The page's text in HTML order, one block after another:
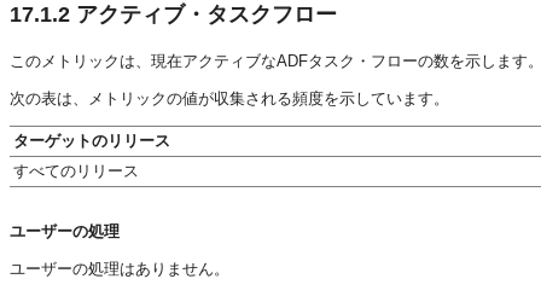
17.1.2 アクティブ・タスクフロー
このメトリックは、現在アクティブなADFタスク・フローの数を示します
次の表は、メトリックの値が収集される頻度を示しています。
ターゲットのリリース
すべてのリリース
ユーザーの処理
ユーザーの処理はありません。